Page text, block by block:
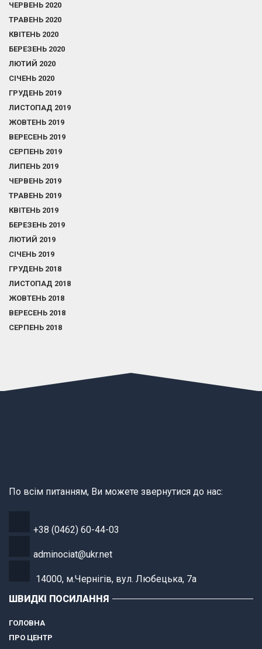
ЧЕРВЕНЬ 2020
ТРАВЕНЬ 2020
КВІТЕНЬ 2020
БЕРЕЗЕНЬ 2020
ЛЮТИЙ 2020
СІЧЕНЬ 2020
ГРУДЕНЬ 2019
ЛИСТОПАД 2019
ЖОВТЕНЬ 2019
ВЕРЕСЕНЬ 2019
СЕРПЕНЬ 2019
ЛИПЕНЬ 2019
ЧЕРВЕНЬ 2019
ТРАВЕНЬ 2019
КВІТЕНЬ 2019
БЕРЕЗЕНЬ 2019
ЛЮТИЙ 2019
СІЧЕНЬ 2019
ГРУДЕНЬ 2018
ЛИСТОПАД 2018
ЖОВТЕНЬ 2018
ВЕРЕСЕНЬ 2018
СЕРПЕНЬ 2018
По всім питанням, Ви можете звернутися до нас:
+38 (0462) 60-44-03
adminociat@ukr.net
14000, м.Чернігів, вул. Любецька, 7а
ШВИДКІ ПОСИЛАННЯ
ГОЛОВНА
ПРО ЦЕНТР